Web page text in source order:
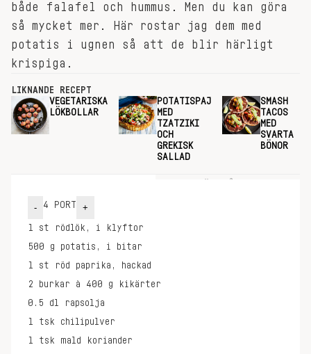
både falafel och hummus. Men du kan göra
så mycket mer. Här rostar jag dem med
potatis i ugnen så att de blir härligt
krispiga.
LIKNANDE RECEPT
VEGETARISKA
LÖKBOLLAR
POTATISPAJ
MED
TZATZIKI
OCH
GREKISK
SALLAD
SMASH
TACOS
MED
SVARTA
BÖNOR
- 4 PORT +
1 st
rödlök, i klyftor
500 g
potatis, i bitar
1 st
röd paprika, hackad
2
burkar à 400 g
kikärter
0.5 dl
rapsolja
1 tsk
chilipulver
1 tsk
mald koriander